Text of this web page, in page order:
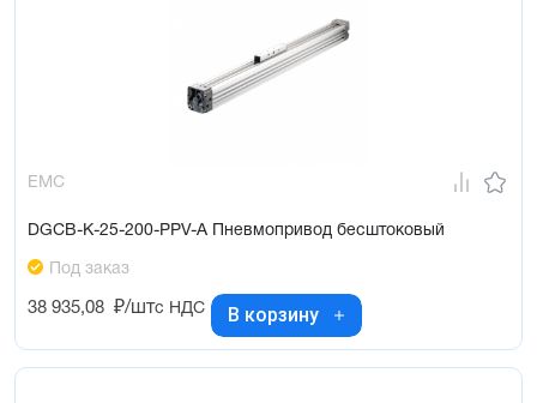
EMC
DGCB-K-25-200-PPV-A Пневмопривод бесштоковый
Под заказ
38 935,08 ₽/штс НДС В корзину